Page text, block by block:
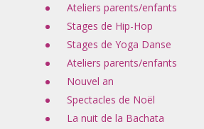
Ateliers parents/enfants
Stages de Hip-Hop
Stages de Yoga Danse
Ateliers parents/enfants
Nouvel an
Spectacles de Noël
La nuit de la Bachata